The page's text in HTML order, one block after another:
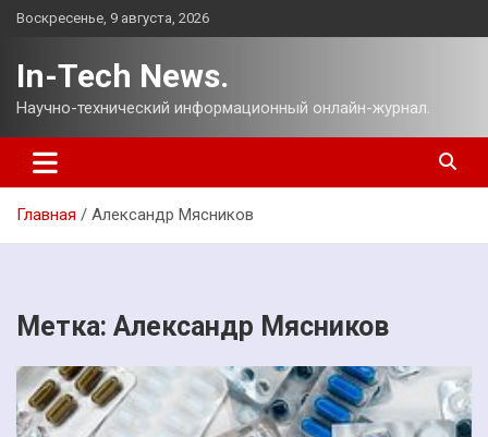
Перейти
Воскресенье, 9 августа, 2026
In-Tech News.
Научно-технический информационный онлайн-журнал.
Главная Александр Мясников
Метка: Александр Мясников